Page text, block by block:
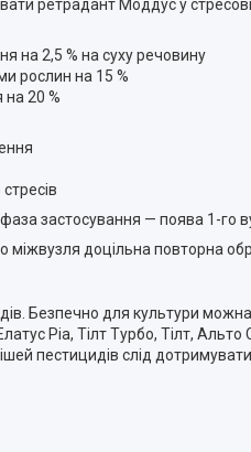
ретрадант Моддус у
на 2,5 % на суху речовину
рослин на 15 %
на 20 %
застосування — поява 1-
міжвузля доцільна повторна
Безпечно для культури
Ріа, Тілт Турбо, Тілт,
пестицидів слід